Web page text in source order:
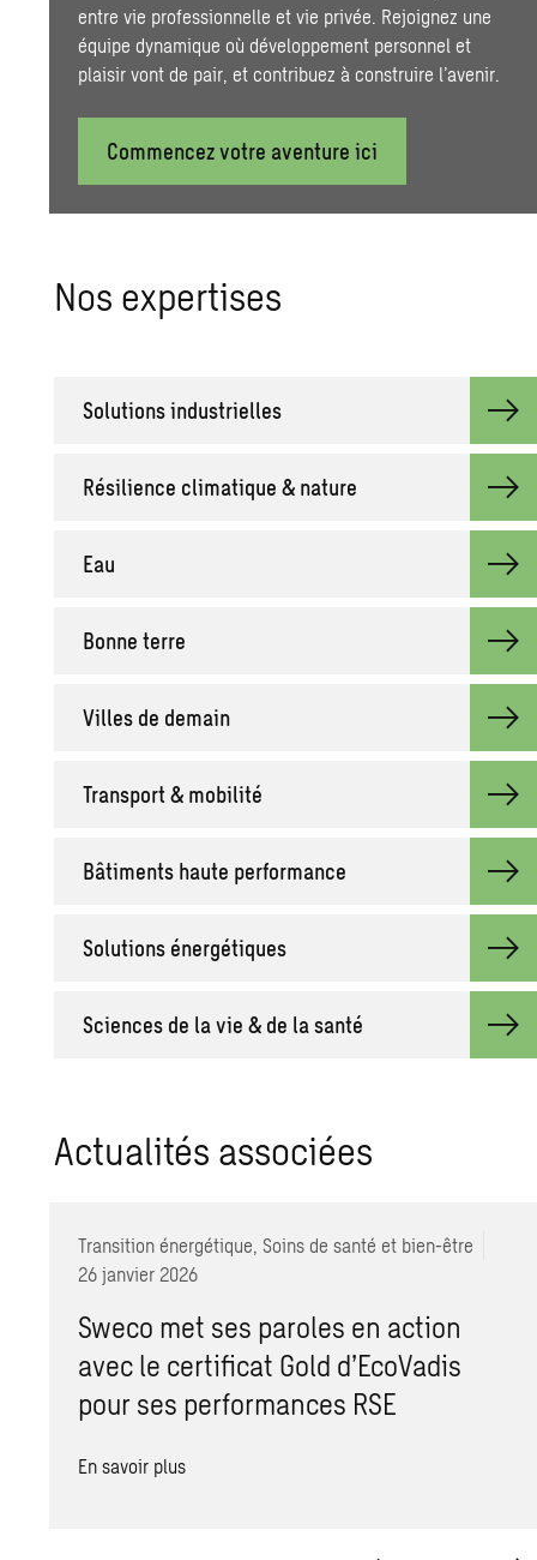
entre vie professionnelle et vie privée. Rejoignez une
équipe dynamique où développement personnel et
plaisir vont de pair, et contribuez à construire l’avenir.
Commencez votre aventure ici
Nos expertises
Solutions industrielles
Résilience climatique & nature
Eau
Bonne terre
Villes de demain
Transport & mobilité
Bâtiments haute performance
Solutions énergétiques
Sciences de la vie & de la santé
Actualités associées
Transition énergétique, Soins de santé et bien-être
26 janvier 2026
Sweco met ses paroles en action
avec le certificat Gold d’EcoVadis
pour ses performances RSE
En savoir plus